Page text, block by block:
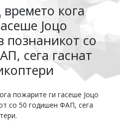
кога
Јоцо
познаникот со
сега гаснат
пожарите ги гасеше Јоцо
со 50 годишен ФАП, сега